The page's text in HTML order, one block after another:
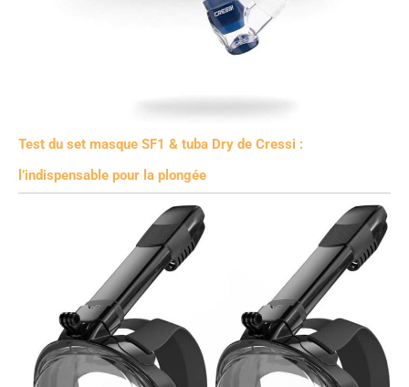
Test du set masque SF1 & tuba Dry de Cressi :
l’indispensable pour la plongée